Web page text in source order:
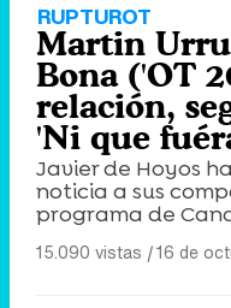
RUPTUROT
Martin
Bona ('OT
relación,
'Ni que
Javier de Hoyos
noticia a sus
programa de
15.090 vistas |16 de